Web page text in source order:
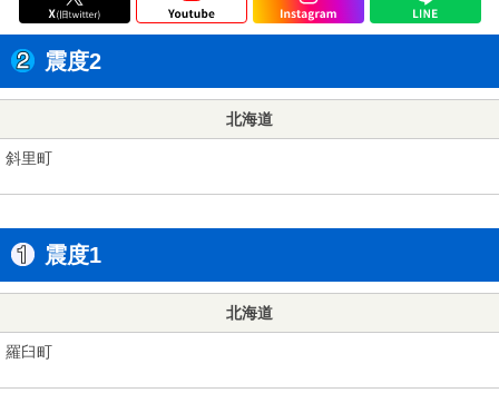
震度2
北海道
斜里町
震度1
北海道
羅臼町